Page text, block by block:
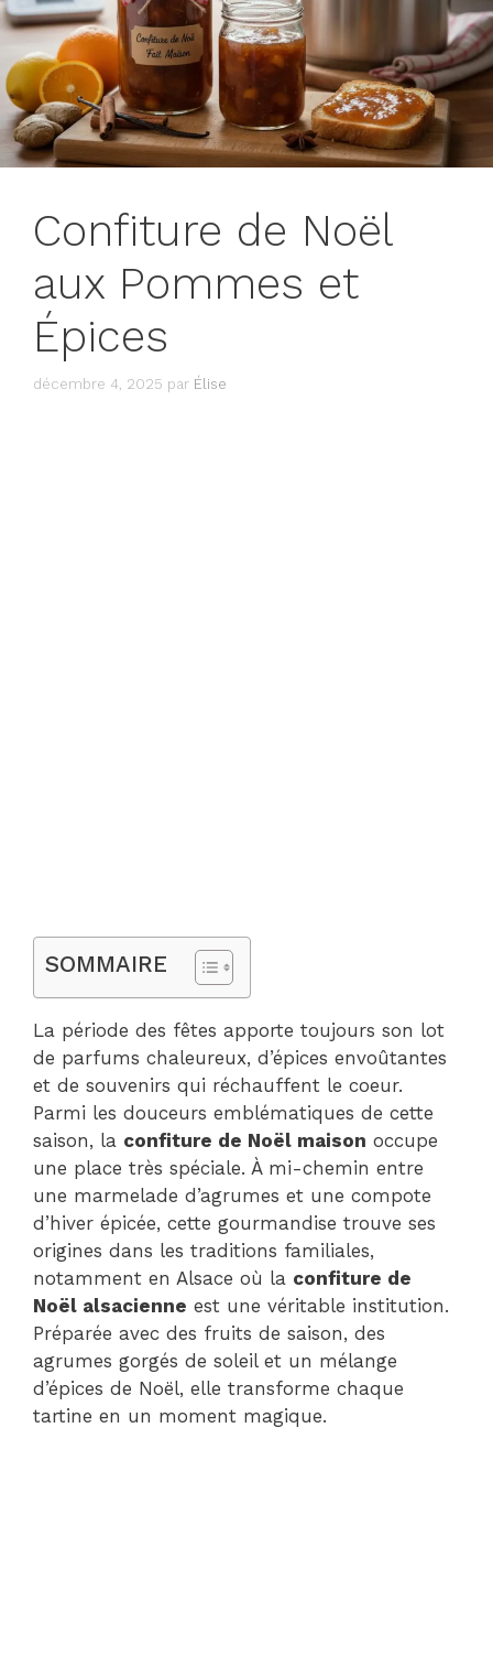
Confiture de Noël
aux Pommes et
Épices
décembre 4, 2025 par Élise
SOMMAIRE
La période des fêtes apporte toujours son lot
de parfums chaleureux, d’épices envoûtantes
et de souvenirs qui réchauffent le coeur.
Parmi les douceurs emblématiques de cette
saison, la confiture de Noël maison occupe
une place très spéciale. À mi-chemin entre
une marmelade d’agrumes et une compote
d’hiver épicée, cette gourmandise trouve ses
origines dans les traditions familiales,
notamment en Alsace où la confiture de
Noël alsacienne est une véritable institution.
Préparée avec des fruits de saison, des
agrumes gorgés de soleil et un mélange
d’épices de Noël, elle transforme chaque
tartine en un moment magique.